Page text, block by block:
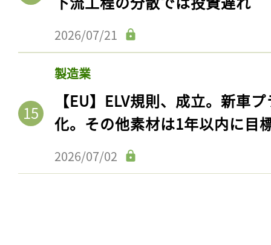
2026/07/21
製造業
【EU】ELV規則、成立。新車
化。その他素材は1年以内に目
2026/07/02